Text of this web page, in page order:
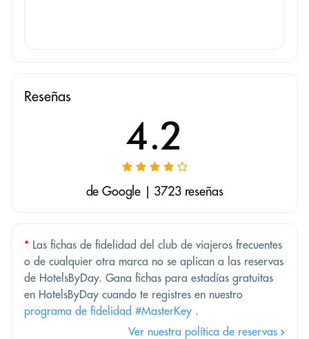
Reseñas
4.2
de Google | 3723 reseñas
* Las fichas de fidelidad del club de viajeros frecuentes
o de cualquier otra marca no se aplican a las reservas
de HotelsByDay. Gana fichas para estadías gratuitas
en HotelsByDay cuando te registres en nuestro
programa de fidelidad #MasterKey .
Ver nuestra política de reservas